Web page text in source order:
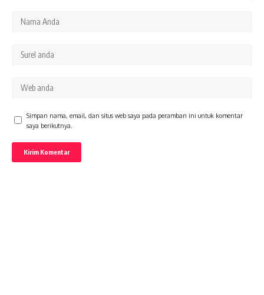
Simpan nama, email, dan situs web saya pada peramban ini untuk komentar
saya berikutnya.